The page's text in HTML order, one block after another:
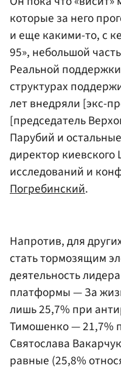
которые за него
и еще какими-то, с
95», небольшой
Реальной
структурах
лет внедряли [экс-
[председатель
Парубий и
директор
исследований и
Погребинский.
Напротив, для
стать тормозящим
деятельность
платформы — За
лишь 25,7% при
Тимошенко — 21,7%
Святослава
равные (25,8%